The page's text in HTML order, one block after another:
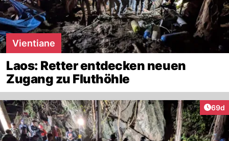
Vientiane
Laos: Retter entdecken neuen
Zugang zu Fluthöhle
69d